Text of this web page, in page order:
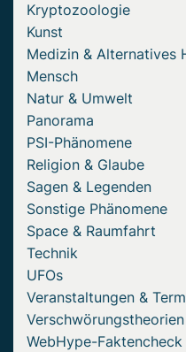
Kryptozoologie
Kunst
Medizin & Alternatives
Mensch
Natur & Umwelt
Panorama
PSI-Phänomene
Religion & Glaube
Sagen & Legenden
Sonstige Phänomene
Space & Raumfahrt
Technik
UFOs
Veranstaltungen &
Verschwörungstheorien
WebHype-Faktencheck